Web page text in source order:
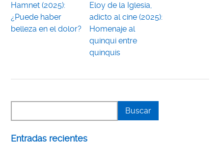
Hamnet (2025):
¿Puede haber
belleza en el dolor?
Eloy de la Iglesia,
adicto al cine (2025):
Homenaje al
quinqui entre
quinquis
Entradas recientes